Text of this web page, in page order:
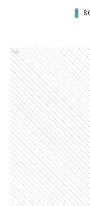
Ads